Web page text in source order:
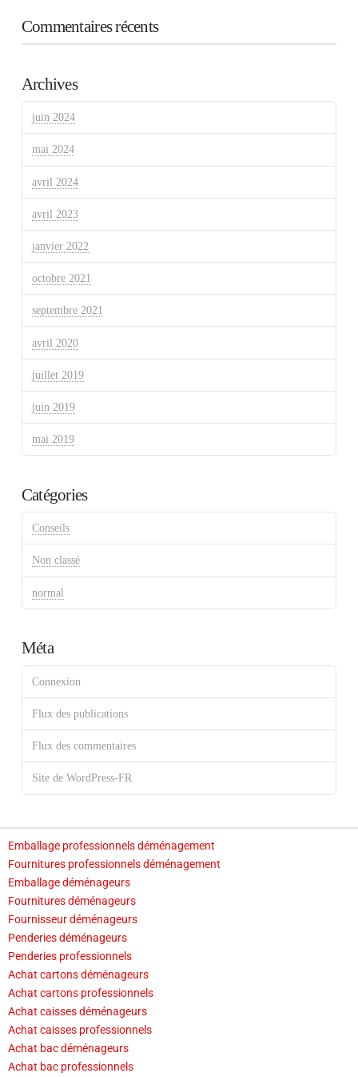
Commentaires récents
Archives
juin 2024
mai 2024
avril 2024
avril 2023
janvier 2022
octobre 2021
septembre 2021
avril 2020
juillet 2019
juin 2019
mai 2019
Catégories
Conseils
Non classé
normal
Méta
Connexion
Flux des publications
Flux des commentaires
Site de WordPress-FR
Emballage professionnels déménagement
Fournitures professionnels déménagement
Emballage déménageurs
Fournitures déménageurs
Fournisseur déménageurs
Penderies déménageurs
Penderies professionnels
Achat cartons déménageurs
Achat cartons professionnels
Achat caisses déménageurs
Achat caisses professionnels
Achat bac déménageurs
Achat bac professionnels